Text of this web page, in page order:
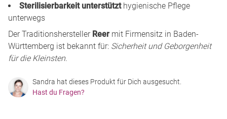
Sterilisierbarkeit unterstützthygienische Pflege
unterwegs
Der Traditionshersteller Reer mit Firmensitz in Baden-
Württemberg ist bekannt für: Sicherheit und Geborgenheit
für die Kleinsten.
Sandra hat dieses Produkt für Dich ausgesucht.
Hast du Fragen?